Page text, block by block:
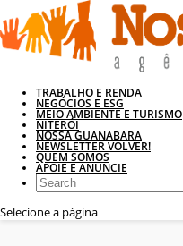
TRABALHO E RENDA
NEGÓCIOS E ESG
MEIO AMBIENTE E TURISMO
NITERÓI
NOSSA GUANABARA
NEWSLETTER VOLVER!
QUEM SOMOS
APOIE E ANUNCIE
Selecione a página